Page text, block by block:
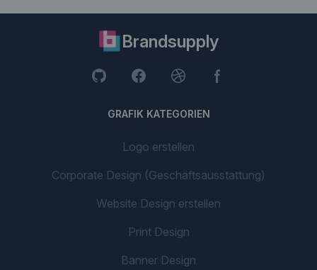
Brandsupply
GRAFIK KATEGORIEN
Logo erstellen
Corporate Design (Geschäftsausstattung)
Website Design erstellen
Print Design
Banner Design